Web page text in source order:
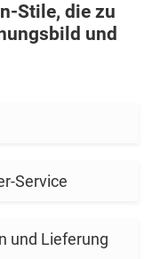
Stile, die zu
und
Service
und Lieferung